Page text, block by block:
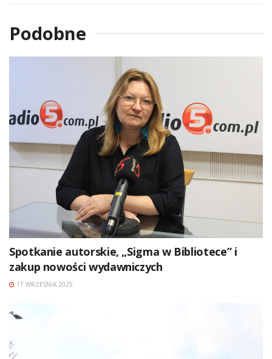
Podobne
Spotkanie autorskie, „Sigma w Bibliotece” i
zakup nowości wydawniczych
17 WRZEŚNIA 2025